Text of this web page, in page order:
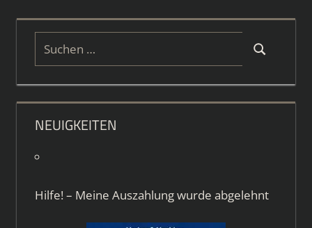
Suchen
nach:
Suchen
NEUIGKEITEN
Hilfe! – Meine Auszahlung wurde abgelehnt